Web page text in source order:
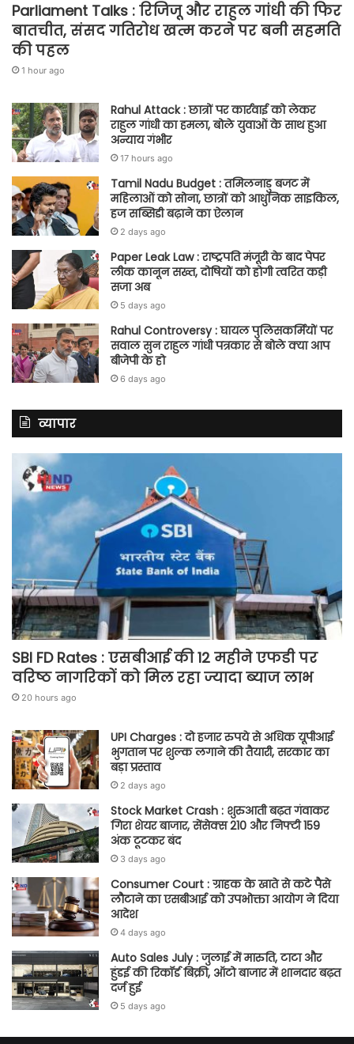
Parliament Talks : रिजिजू और राहुल गांधी की फिर
बातचीत, संसद गतिरोध खत्म करने पर बनी सहमति
की पहल
1 hour ago
Rahul Attack : छात्रों पर कार्रवाई को लेकर
राहुल गांधी का हमला, बोले युवाओं के साथ हुआ
अन्याय गंभीर
17 hours ago
Tamil Nadu Budget : तमिलनाडु बजट में
महिलाओं को सोना, छात्रों को आधुनिक साइकिल,
हज सब्सिडी बढ़ाने का ऐलान
2 days ago
Paper Leak Law : राष्ट्रपति मंजूरी के बाद पेपर
लीक कानून सख्त, दोषियों को होगी त्वरित कड़ी
सजा अब
5 days ago
Rahul Controversy : घायल पुलिसकर्मियों पर
सवाल सुन राहुल गांधी पत्रकार से बोले क्या आप
बीजेपी के हो
6 days ago
व्यापार
SBI FD Rates : एसबीआई की 12 महीने एफडी पर
वरिष्ठ नागरिकों को मिल रहा ज्यादा ब्याज लाभ
20 hours ago
UPI Charges : दो हजार रुपये से अधिक यूपीआई
भुगतान पर शुल्क लगाने की तैयारी, सरकार का
बड़ा प्रस्ताव
2 days ago
Stock Market Crash : शुरुआती बढ़त गंवाकर
गिरा शेयर बाजार, सेंसेक्स 210 और निफ्टी 159
अंक टूटकर बंद
3 days ago
Consumer Court : ग्राहक के खाते से कटे पैसे
लौटाने का एसबीआई को उपभोक्ता आयोग ने दिया
आदेश
4 days ago
Auto Sales July : जुलाई में मारुति, टाटा और
हुंडई की रिकॉर्ड बिक्री, ऑटो बाजार में शानदार बढ़त
दर्ज हुई
5 days ago